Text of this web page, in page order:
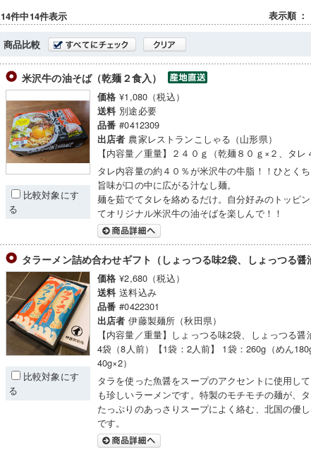
14件中14件表示 表示順 ：
商品比較
米沢牛の油そば（乾麺２食入）
比較対象にす
る
価格 ¥1,080（税込）
送料 別途必要
品番 #0412309
出店者 農家レストランこしゃる（山形県）
【内容量／重量】２４０ｇ（乾麺８０ｇ×２、タレ
タレ内容量の約４０％が米沢牛の牛脂！！ひとく
旨味が口の中に広がる汁なし麺。
麺を茹でてタレを絡めるだけ。自分好みのトッピ
てオリジナル米沢牛の油そばを楽しんで！！
タラーメン詰め合わせギフト（しょっつる味2袋、しょっつる醤
比較対象にす
る
価格 ¥2,680（税込）
送料 送料込み
品番 #0422301
出店者 伊藤製麺所（秋田県）
【内容量／重量】しょっつる味2袋、しょっつる
4袋（8人前）【1袋：2人前】 1袋：260g（めん
40g×2）
タラを使った魚醤をスープのアクセントに使用し
も珍しいラーメンです。特製のモチモチの麺が、
たっぷりのあっさりスープによく絡む、北国の優
です。